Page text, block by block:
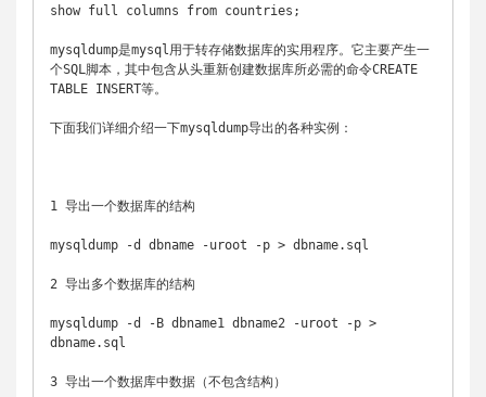
show full columns from countries;
mysqldump是mysql用于转存储数据库的实用程序。它主要产生一
个SQL脚本，其中包含从头重新创建数据库所必需的命令CREATE
TABLE INSERT等。
下面我们详细介绍一下mysqldump导出的各种实例：
1 导出一个数据库的结构
mysqldump -d dbname -uroot -p > dbname.sql
2 导出多个数据库的结构
mysqldump -d -B dbname1 dbname2 -uroot -p >
dbname.sql
3 导出一个数据库中数据（不包含结构）